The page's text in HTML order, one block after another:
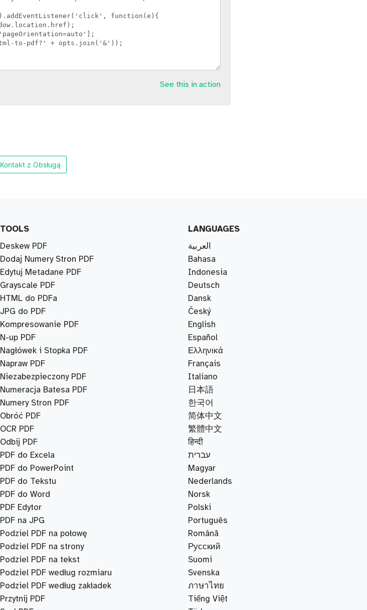
See this in action
Kontakt z Obsługą
TOOLS
Deskew PDF
Dodaj Numery Stron PDF
Edytuj Metadane PDF
Grayscale PDF
HTML do PDFa
JPG do PDF
Kompresowanie PDF
N-up PDF
Nagłówek i Stopka PDF
Napraw PDF
Niezabezpieczony PDF
Numeracja Batesa PDF
Numery Stron PDF
Obróć PDF
OCR PDF
Odbij PDF
PDF do Excela
PDF do PowerPoint
PDF do Tekstu
PDF do Word
PDF Edytor
PDF na JPG
Podziel PDF na połowę
Podziel PDF na strony
Podziel PDF na tekst
Podziel PDF według rozmiaru
Podziel PDF według zakładek
Przytnij PDF
LANGUAGES
العربية
Bahasa
Indonesia
Deutsch
Dansk
Český
English
Español
Ελληνικά
Français
Italiano
日本語
한국어
简体中文
繁體中文
हिन्दी
עברית
Magyar
Nederlands
Norsk
Polski
Português
Română
Русский
Suomi
Svenska
ภาษาไทย
Tiếng Việt